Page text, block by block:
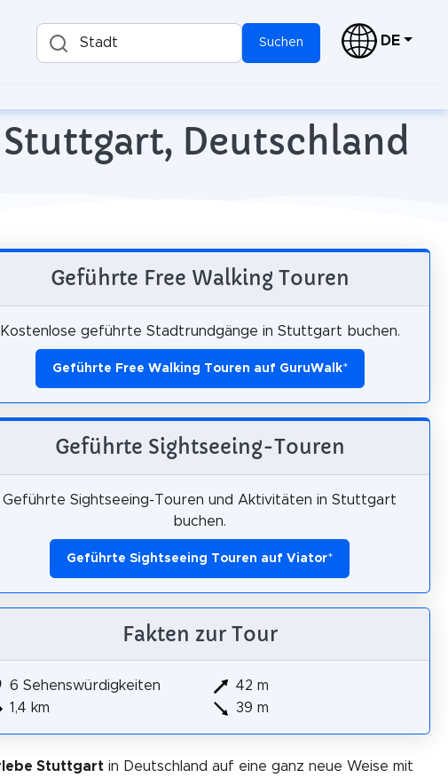
Stadt Suchen DE
Deutschland
Geführte Free Walking Touren
Kostenlose geführte Stadtrundgänge in Stuttgart buchen.
Geführte Free Walking Touren auf GuruWalk*
Geführte Sightseeing-Touren
Geführte Sightseeing-Touren und Aktivitäten in Stuttgart
buchen.
Geführte Sightseeing Touren auf Viator*
Fakten zur Tour
6 Sehenswürdigkeiten
1,4 km
42 m
39 m
Stuttgartin Deutschland auf eine ganz neue Weise mit